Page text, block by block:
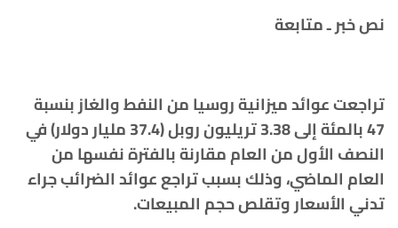
نص خبر ـ متابعة
تراجعت عوائد ميزانية روسيا من النفط والغاز بنسبة
47 بالمئة إلى 3.38 تريليون روبل (37.4 مليار دولار) في
النصف الأول من العام مقارنة بالفترة نفسها من
العام الماضي، وذلك بسبب تراجع عوائد الضرائب جراء
تدني الأسعار وتقلص حجم المبيعات.